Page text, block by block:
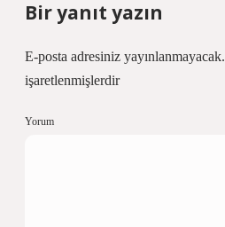
Bir yanıt yazın
E-posta adresiniz yayınlanmayacak.
işaretlenmişlerdir
Yorum